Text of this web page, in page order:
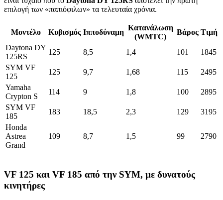
επιλογή των «παπιόφιλων» τα τελευταία χρόνια.
Μοντέλο Κυβισμός Ιπποδύναμη
Κατανάλωση
(WMTC)
Βάρος Τιμή
Daytona DY
125RS
125 8,5 1,4 101
1845
SYM VF
125
125 9,7 1,68 115
2495
Yamaha
Crypton S
114 9 1,8 100
2895
SYM VF
185
183 18,5 2,3 129
3195
Honda
Astrea
Grand
109 8,7 1,5 99 2790
VF 125 και VF 185 από την SYM, με δυνατούς
κινητήρες